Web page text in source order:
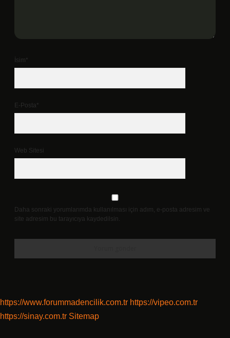
İsim*
E-Posta*
Web Sitesi
Daha sonraki yorumlarımda kullanılması için adım, e-posta adresim ve
site adresim bu tarayıcıya kaydedilsin.
https://www.forummadencilik.com.tr https://vipeo.com.tr
https://sinay.com.tr Sitemap